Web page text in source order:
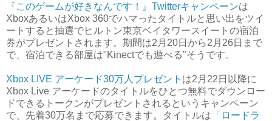
『このゲームが好きなんです！』Twitterキャンペーンは
XboxあるいはXbox 360でハマったタイトルと思い出をツイ
ートすると抽選でヒルトン東京ベイタワースイートの宿泊
券がプレゼントされます。期間は2月20日から2月26日まで
で、宿泊できる部屋は"Kinectでも遊べる"そうです。
Xbox LIVE アーケード30万人プレゼント は2月22日以降に
Xbox Live アーケードのタイトルをひとつ無料でダウンロー
ドできるトークンがプレゼントされるというキャンペーン
で、先着30万名まで応募できます。タイトルは 「ロードラ